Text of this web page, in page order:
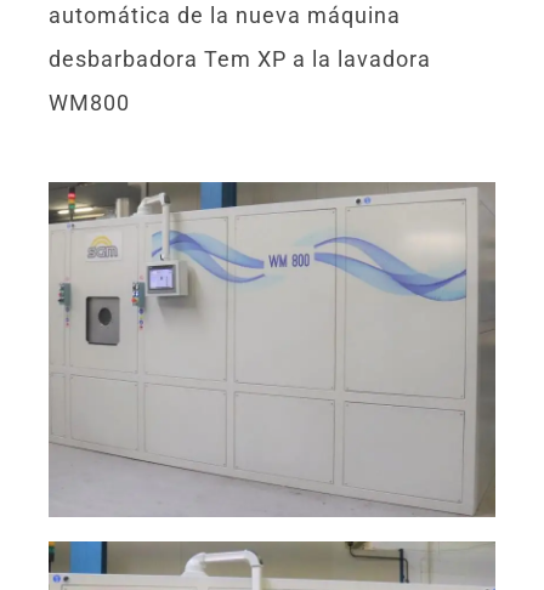
automática de la nueva máquina
desbarbadora Tem XP a la lavadora
WM800